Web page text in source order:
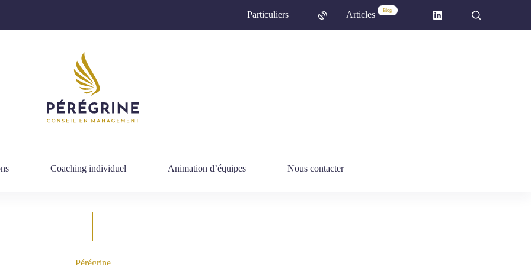
Particuliers Articles Blog
Coaching individuel Animation d’équipes Nous contacter
Pérégrine